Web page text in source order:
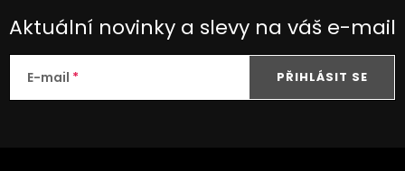
Aktuální novinky a slevy na váš e-mail
E-mail PŘIHLÁSIT SE